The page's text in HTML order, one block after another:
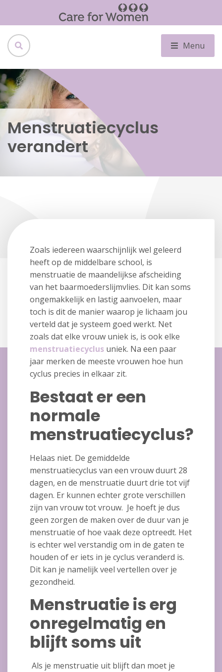
Menu
Menstruatiecyclus
verandert
Zoals iedereen waarschijnlijk wel geleerd
heeft op de middelbare school, is
menstruatie de maandelijkse afscheiding
van het baarmoederslijmvlies. Dit kan soms
ongemakkelijk en lastig aanvoelen, maar
toch is dit de manier waarop je lichaam jou
verteld dat je systeem goed werkt. Net
zoals dat elke vrouw uniek is, is ook elke
menstruatiecyclus uniek. Na een paar
jaar merken de meeste vrouwen hoe hun
cyclus precies in elkaar zit.
Bestaat er een
normale
menstruatiecyclus?
Helaas niet. De gemiddelde
menstruatiecyclus van een vrouw duurt 28
dagen, en de menstruatie duurt drie tot vijf
dagen. Er kunnen echter grote verschillen
zijn van vrouw tot vrouw. Je hoeft je dus
geen zorgen de maken over de duur van je
menstruatie of hoe vaak deze optreedt. Het
is echter wel verstandig om in de gaten te
houden of er iets in je cyclus veranderd is.
Dit kan je namelijk veel vertellen over je
gezondheid.
Menstruatie is erg
onregelmatig en
blijft soms uit
Als je menstruatie uit blijft dan moet je